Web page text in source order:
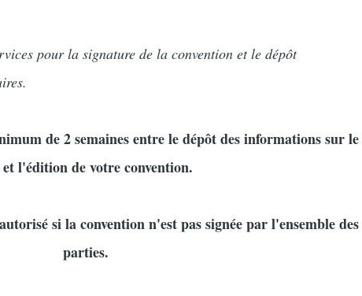
pour la signature de la convention et le dépôt
de 2 semaines entre le dépôt des informations sur le
l'édition de votre convention.
si la convention n'est pas signée par l'ensemble des
parties.